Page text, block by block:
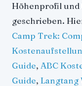
Höhenprofil
geschrieben.
Camp Trek:
Guide, ABC
Guide, Langtang